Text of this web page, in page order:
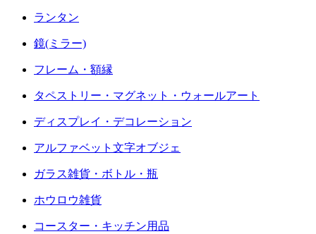
ランタン
鏡(ミラー)
フレーム・額縁
タペストリー・マグネット・ウォールアート
ディスプレイ・デコレーション
アルファベット文字オブジェ
ガラス雑貨・ボトル・瓶
ホウロウ雑貨
コースター・キッチン用品